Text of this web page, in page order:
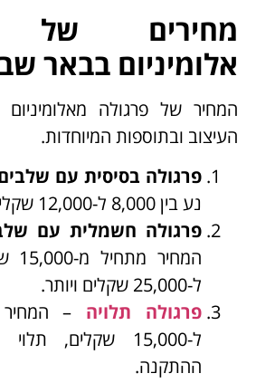
מחירים של
אלומיניום בבאר
המחיר של פרגולה מאלומיניום
העיצוב ובתוספות המיוחדות.
פרגולה בסיסית עם
נע בין 8,000 ל-12,000 שקלים.
פרגולה חשמלית עם
ל-25,000 שקלים ויותר.
פרגולה תלויה
ל-15,000 שקלים,
ההתקנה.